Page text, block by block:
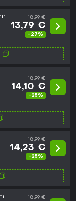
18,99 €
13,79 €
-27%
18,99 €
14,10 €
-25%
18,99 €
14,23 €
-25%
18,99 €